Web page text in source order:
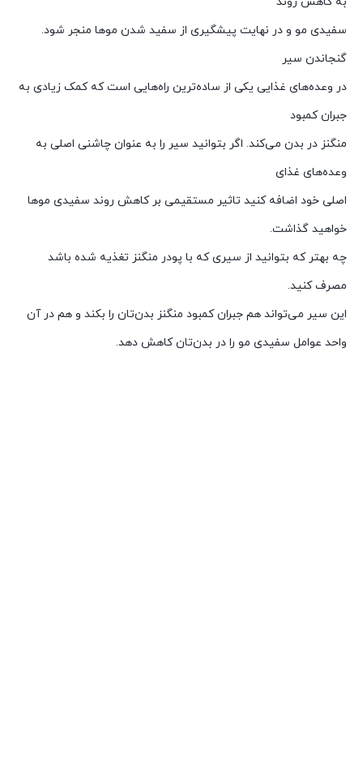
سفیدی مو و در نهایت پیشگیری از سفید شدن موها منجر شود.
گنجاندن سیر
در وعده‌های غذایی یکی از ساده‌ترین راه‌هایی است که کمک زیادی به
جبران کمبود
منگنز در بدن می‌کند. اگر بتوانید سیر را به عنوان چاشنی اصلی به
وعده‌های غذای
اصلی خود اضافه کنید تاثیر مستقیمی بر کاهش روند سفیدی موها
خواهید گذاشت.
چه بهتر که بتوانید از سیری که با پودر منگنز تغذیه شده باشد
مصرف کنید.
این سیر می‌تواند هم جبران کمبود منگنز بدن‌تان را بکند و هم در آن
واحد عوامل سفیدی مو را در بدن‌تان کاهش دهد.